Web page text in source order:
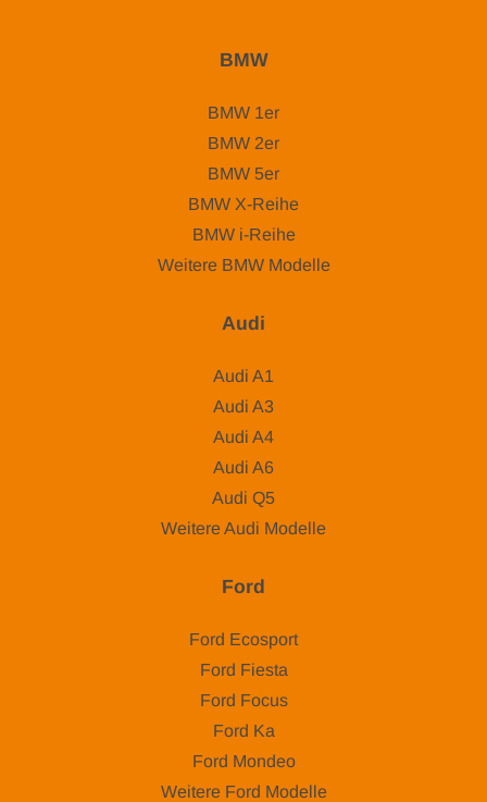
BMW
BMW 1er
BMW 2er
BMW 5er
BMW X-Reihe
BMW i-Reihe
Weitere BMW Modelle
Audi
Audi A1
Audi A3
Audi A4
Audi A6
Audi Q5
Weitere Audi Modelle
Ford
Ford Ecosport
Ford Fiesta
Ford Focus
Ford Ka
Ford Mondeo
Weitere Ford Modelle